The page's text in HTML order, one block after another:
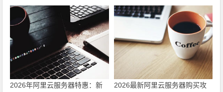
2026年阿里云服务器特惠：新
2026最新阿里云服务器购买攻